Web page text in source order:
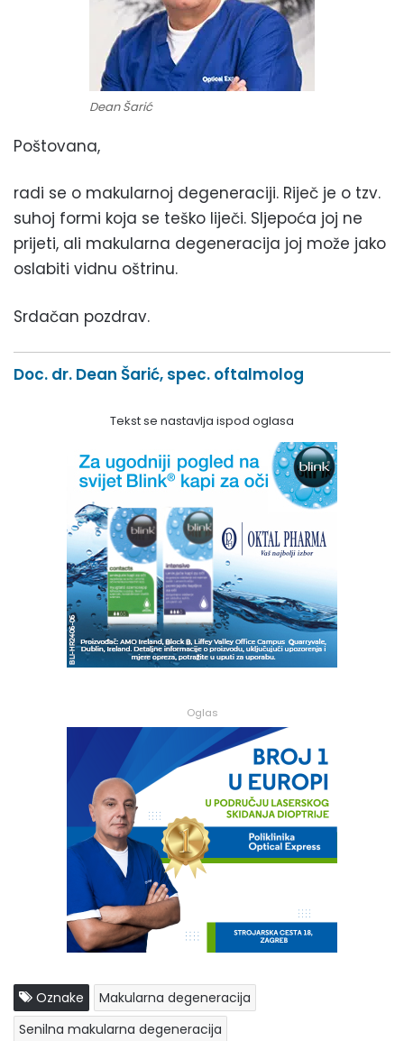
Dean Šarić
Poštovana,
radi se o makularnoj degeneraciji. Riječ je o tzv.
suhoj formi koja se teško liječi. Sljepoća joj ne
prijeti, ali makularna degeneracija joj može jako
oslabiti vidnu oštrinu.
Srdačan pozdrav.
Doc. dr. Dean Šarić, spec. oftalmolog
Tekst se nastavlja ispod oglasa
Oglas
Oznake
Makularna degeneracija
Senilna makularna degeneracija